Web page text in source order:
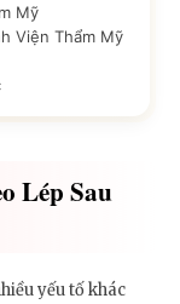
Mỹ
Viện Thẩm Mỹ
Lép Sau
yếu tố khác